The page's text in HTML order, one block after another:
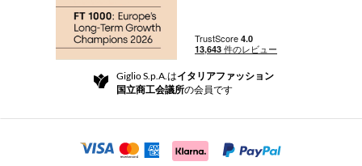
Community Store
返品と返金
For a safe shopping experience
Security Communication
Giglio S.p.A.はイタリアファッション
国立商工会議所の会員です